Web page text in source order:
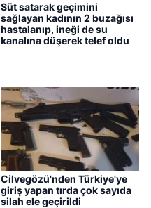
Süt satarak geçimini
sağlayan kadının 2 buzağısı
hastalanıp, ineği de su
kanalına düşerek telef oldu
Cilvegözü'nden Türkiye'ye
giriş yapan tırda çok sayıda
silah ele geçirildi